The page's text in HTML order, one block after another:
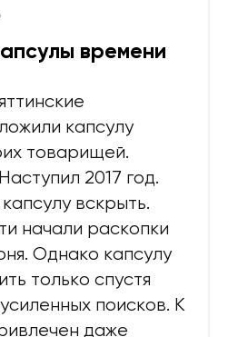
времени
капсулу
товарищей.
2017 год.
вскрыть.
начали раскопки
Однако капсулу
только спустя
поисков. К
даже